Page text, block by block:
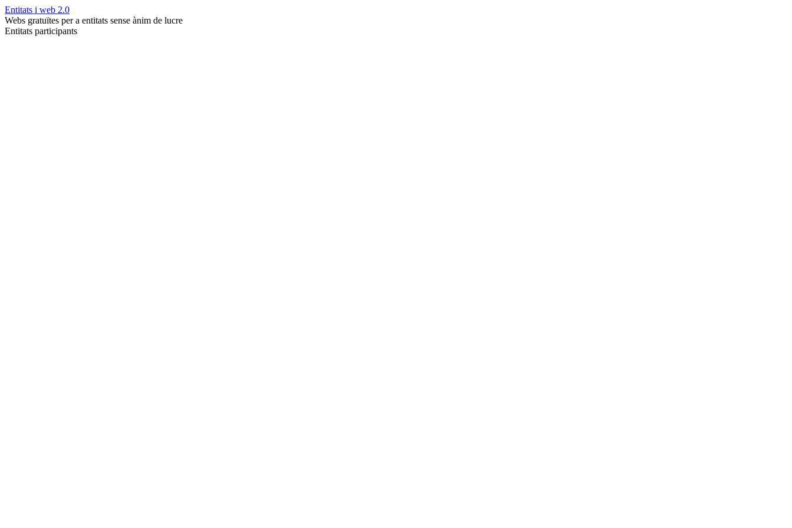
Entitats i web 2.0
Webs gratuïtes per a entitats sense ànim de lucre
Entitats participants